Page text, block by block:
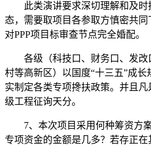
此类演讲要求深切理解和及时
态，需要取项目各参取方慎密共
对PPP项目标审查节点完全婚配。
各级（科技口、财务口、发改
村等高新区）以国度“十三五”成
实制定各类专项搀扶政策。并且
级工程征询天分。
7、本次项目采用何种筹资方案
专项资金的金额是几多？若存正在